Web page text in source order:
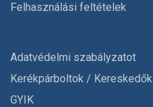
Felhasználási feltételek
Adatvédelmi szabályzatot
Kerékpárboltok / Kereskedők
GYIK